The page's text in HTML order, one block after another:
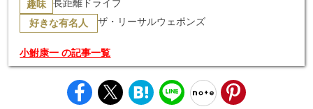
趣味 長距離ドライブ
好きな有名人 ザ・リーサルウェポンズ
小鮒康一 の記事一覧